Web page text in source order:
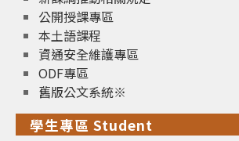
公開授課專區
本土語課程
資通安全維護專區
ODF專區
舊版公文系統※
學生專區 Student